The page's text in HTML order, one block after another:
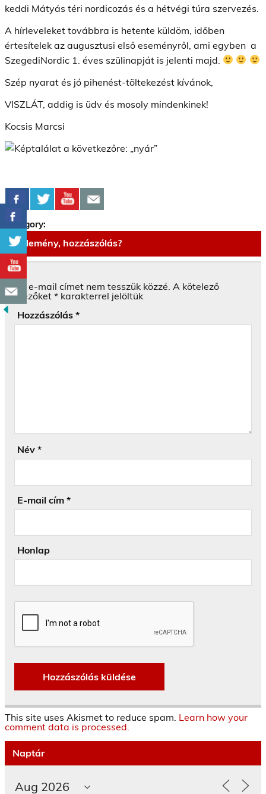
keddi Mátyás téri nordicozás és a hétvégi túra szervezés.
A hírleveleket továbbra is hetente küldöm, időben
értesítelek az augusztusi első eseményről, ami egyben a
SzegediNordic 1. éves szülinapját is jelenti majd.
Szép nyarat és jó pihenést-töltekezést kívánok,
VISZLÁT, addig is üdv és mosoly mindenkinek!
Kocsis Marcsi
Category:
Vélemény, hozzászólás?
Az e-mail címet nem tesszük közzé. A kötelező
mezőket * karakterrel jelöltük
Hozzászólás *
Név *
E-mail cím *
Honlap
This site uses Akismet to reduce spam. Learn how your
comment data is processed.
Naptár